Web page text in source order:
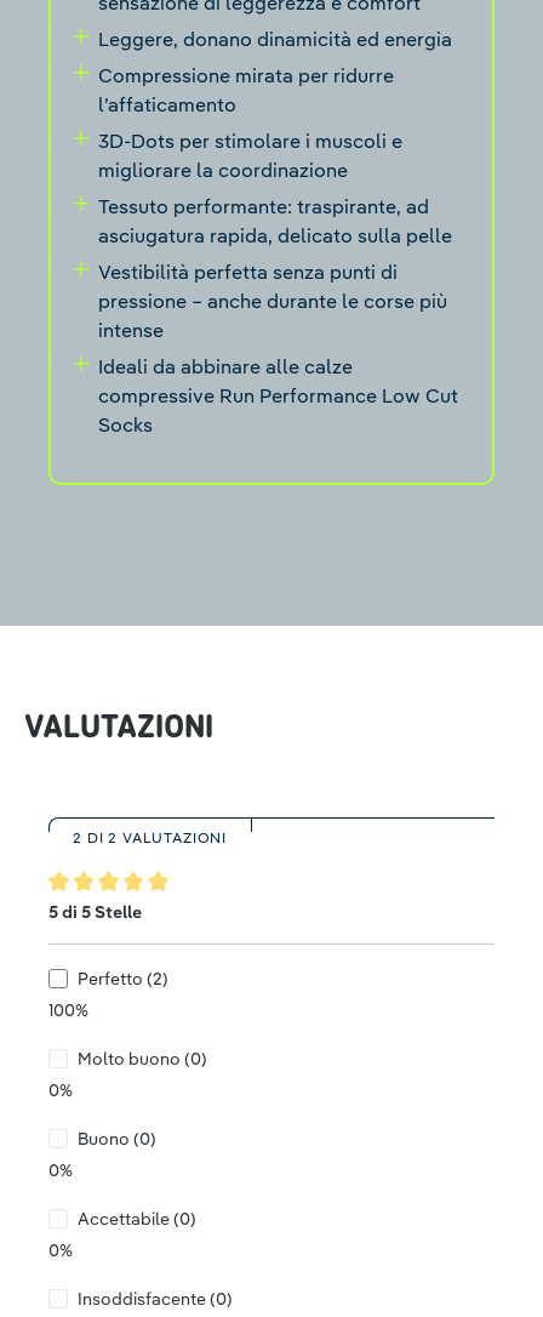
Leggere, donano dinamicità ed energia
Compressione mirata per ridurre
l’affaticamento
3D-Dots per stimolare i muscoli e
migliorare la coordinazione
Tessuto performante: traspirante, ad
asciugatura rapida, delicato sulla pelle
Vestibilità perfetta senza punti di
pressione – anche durante le corse più
intense
Ideali da abbinare alle calze
compressive Run Performance Low Cut
Socks
VALUTAZIONI
2 DI 2 VALUTAZIONI
Valutazione media di 5 su 5 stelle
5 di 5 Stelle
Perfetto (2)
100%
Molto buono (0)
0%
Buono (0)
0%
Accettabile (0)
0%
Insoddisfacente (0)